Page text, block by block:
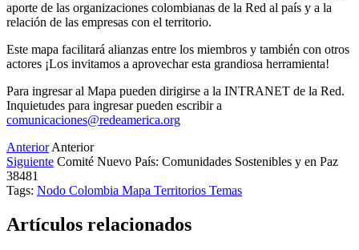
aporte de las organizaciones colombianas de la Red al país y a la
relación de las empresas con el territorio.
Este mapa facilitará alianzas entre los miembros y también con otros
actores ¡Los invitamos a aprovechar esta grandiosa herramienta!
Para ingresar al Mapa pueden dirigirse a la INTRANET de la Red.
Inquietudes para ingresar pueden escribir a
comunicaciones@redeamerica.org
Anterior Anterior
Siguiente Comité Nuevo País: Comunidades Sostenibles y en Paz
38481
Tags: Nodo Colombia Mapa Territorios Temas
Artículos relacionados